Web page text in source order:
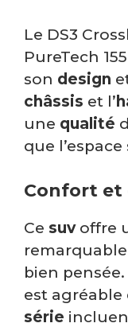
Le DS3
PureTech
son design
châssis et l’
une qualité
que
Confort et
Ce suvoffre
bien pensée.
est agréable
série